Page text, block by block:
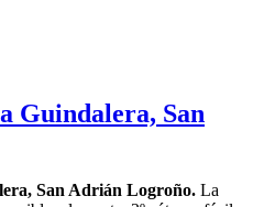
Guindalera, San
San Adrián Logroño. La